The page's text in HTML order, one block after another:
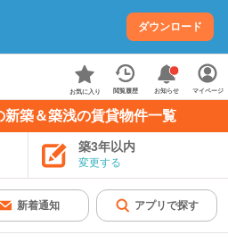
ダウンロード
お気に入り 閲覧履歴 お知らせ マイページ
築＆築浅の賃貸物件一覧
築3年以内
変更する
新着通知 アプリで探す